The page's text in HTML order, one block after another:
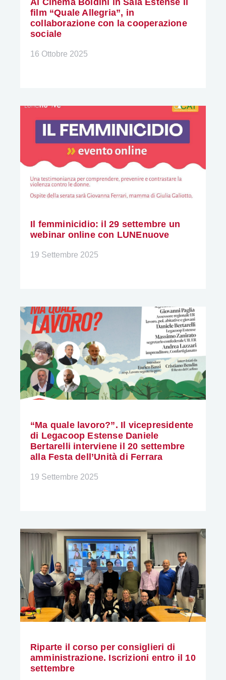
film “Quale Allegria”, in
collaborazione con la cooperazione
sociale
16 Ottobre 2025
Il femminicidio: il 29 settembre un
webinar online con LUNEnuove
19 Settembre 2025
“Ma quale lavoro?”. Il vicepresidente
di Legacoop Estense Daniele
Bertarelli interviene il 20 settembre
alla Festa dell’Unità di Ferrara
19 Settembre 2025
Riparte il corso per consiglieri di
amministrazione. Iscrizioni entro il 10
settembre